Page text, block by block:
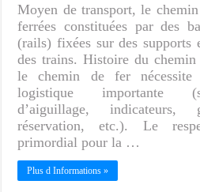
Moyen de transport, le
ferrées constituées par des
(rails) fixées sur des supports
des trains. Histoire du
le chemin de fer nécessite
logistique importante
d’aiguillage, indicateurs,
réservation, etc.). Le
primordial pour la …
Plus d Informations »